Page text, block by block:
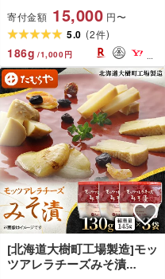
寄付金額 15,000 円〜
5.0 (2件)
186g /1,000円
[北海道大樹町工場製造]モッ
ツアレラチーズみそ漬